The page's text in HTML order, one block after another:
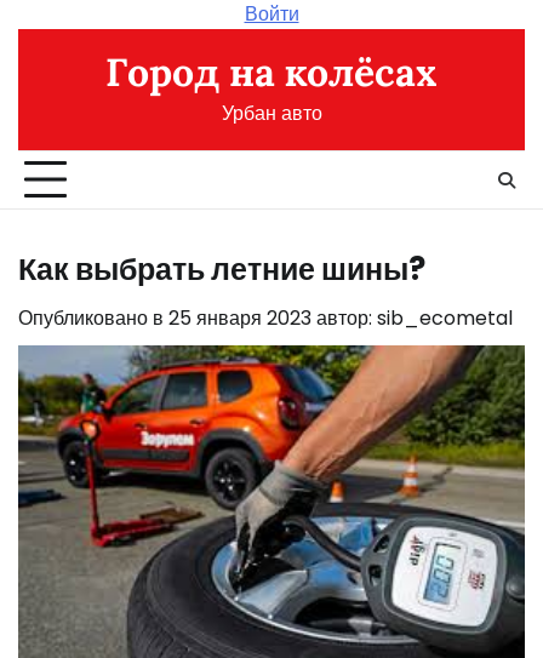
содержимому
Войти
Город на колёсах
Урбан авто
Как выбрать летние шины?
Опубликовано в 25 января 2023автор: sib_ecometal